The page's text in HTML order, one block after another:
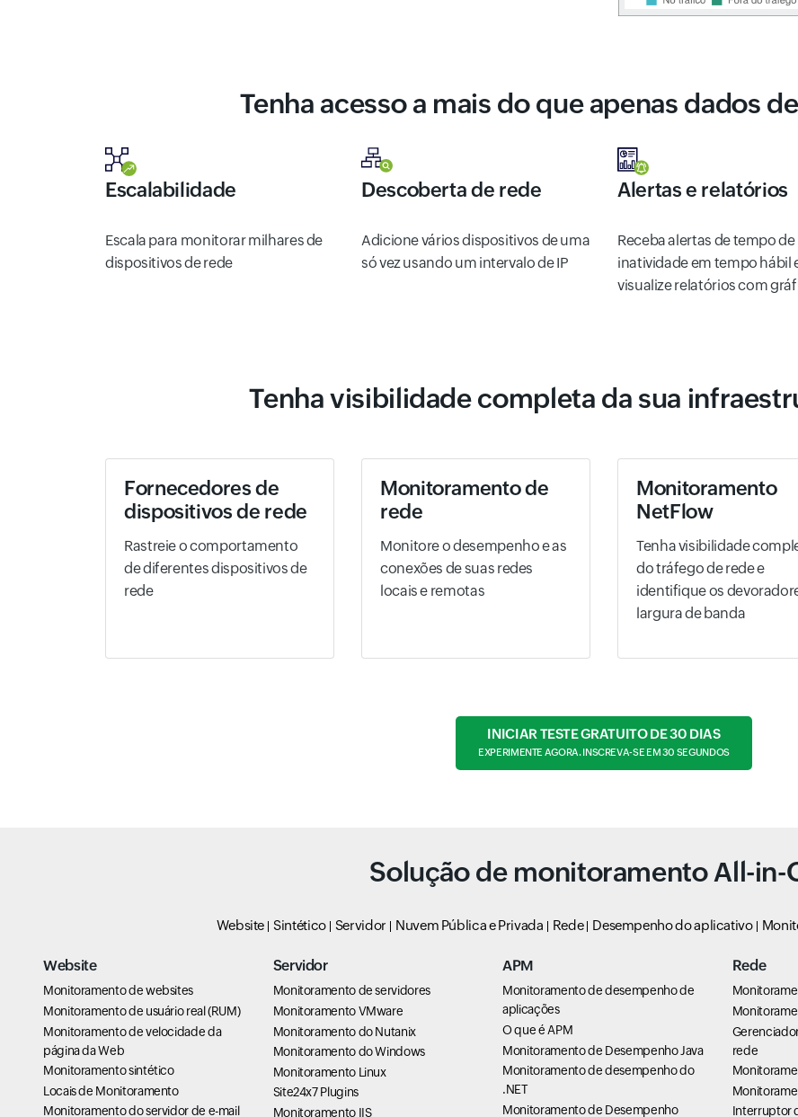
Tenha acesso a mais do que apenas dados
Escalabilidade
Escala para monitorar milhares de
dispositivos de rede
Descoberta de rede
Adicione vários dispositivos de uma
só vez usando um intervalo de IP
Alertas e relatórios
Receba alertas de tempo de
inatividade em tempo hábil
visualize relatórios com
Tenha visibilidade completa da sua
Fornecedores de
dispositivos de rede
Rastreie o comportamento
de diferentes dispositivos de
rede
Monitoramento de
rede
Monitore o desempenho e as
conexões de suas redes
locais e remotas
Monitoramento
NetFlow
Tenha visibilidade
do tráfego de rede e
identifique os
largura de banda
INICIAR TESTE GRATUITO DE 30 DIAS
EXPERIMENTE AGORA. INSCREVA-SE EM 30 SEGUNDOS
Solução de monitoramento All-in-
Website Sintético Servidor Nuvem Pública e Privada Rede Desempenho do aplicativo
Website
Monitoramento de websites
Monitoramento de usuário real (RUM)
Monitoramento de velocidade da
página da Web
Monitoramento sintético
Locais de Monitoramento
Monitoramento do servidor de e-mail
Servidor
Monitoramento de servidores
Monitoramento VMware
Monitoramento do Nutanix
Monitoramento do Windows
Monitoramento Linux
Site24x7 Plugins
Monitoramento IIS
APM
Monitoramento de desempenho de
aplicações
O que é APM
Monitoramento de Desempenho Java
Monitoramento de desempenho do
.NET
Monitoramento de Desempenho
Rede
rede
Interruptor